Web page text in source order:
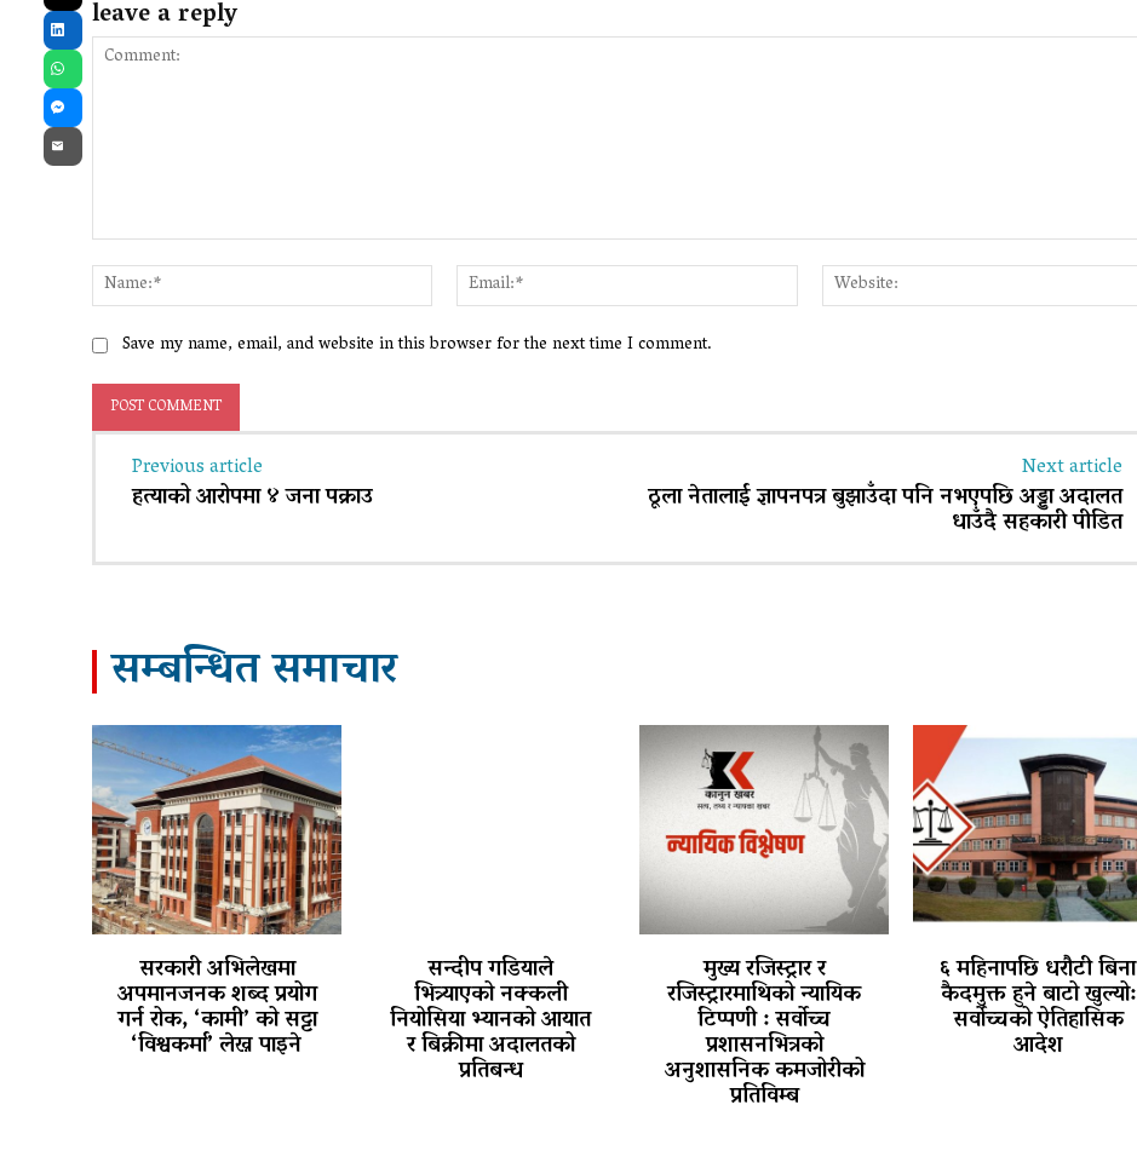
leave a reply
Name:*
Email:*
Save my name, email, and website in this browser for the next time I comment.
Previous article
हत्याको आरोपमा ४ जना पक्राउ
Next article
ठूला नेतालाई ज्ञापनपत्र बुझाउँदा पनि नभएपछि अड्डा अदालत
धाउँदै सहकारी पीडित
सम्बन्धित समाचार
सरकारी अभिलेखमा
अपमानजनक शब्द प्रयोग
गर्न रोक, ‘कामी’ को सट्टा
‘विश्वकर्मा’ लेख्न पाइने
सन्दीप गडियाले
भित्र्याएको नक्कली
नियोसिया भ्यानको आयात
र बिक्रीमा अदालतको
प्रतिबन्ध
मुख्य रजिस्ट्रार र
रजिस्ट्रारमाथिको न्यायिक
टिप्पणी : सर्वोच्च
प्रशासनभित्रको
अनुशासनिक कमजोरीको
प्रतिविम्ब
६ महिनापछि धरौटी बिना
कैदमुक्त हुने बाटो खुल्यो:
सर्वोच्चको ऐतिहासिक
आदेश
LinkedIn
WhatsApp
Messenger
Email